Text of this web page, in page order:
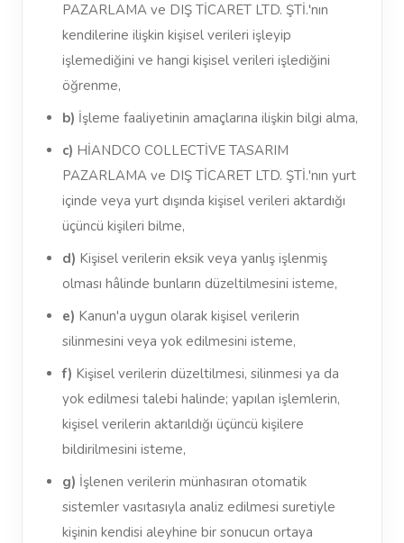
PAZARLAMA ve DIŞ TİCARET LTD. ŞTİ.'nın
kendilerine ilişkin kişisel verileri işleyip
işlemediğini ve hangi kişisel verileri işlediğini
öğrenme,
b) İşleme faaliyetinin amaçlarına ilişkin bilgi alma,
c) HİANDCO COLLECTİVE TASARIM
PAZARLAMA ve DIŞ TİCARET LTD. ŞTİ.'nın yurt
içinde veya yurt dışında kişisel verileri aktardığı
üçüncü kişileri bilme,
d) Kişisel verilerin eksik veya yanlış işlenmiş
olması hâlinde bunların düzeltilmesini isteme,
e) Kanun'a uygun olarak kişisel verilerin
silinmesini veya yok edilmesini isteme,
f) Kişisel verilerin düzeltilmesi, silinmesi ya da
yok edilmesi talebi halinde; yapılan işlemlerin,
kişisel verilerin aktarıldığı üçüncü kişilere
bildirilmesini isteme,
g) İşlenen verilerin münhasıran otomatik
sistemler vasıtasıyla analiz edilmesi suretiyle
kişinin kendisi aleyhine bir sonucun ortaya